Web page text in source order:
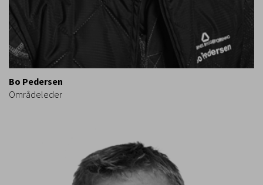
Bo Pedersen
Områdeleder